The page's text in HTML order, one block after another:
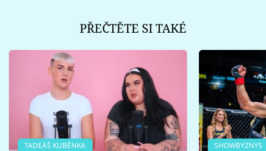
PŘEČTĚTE SI TAKÉ
TADEÁŠ KUBĚNKA SHOWBYZNYS